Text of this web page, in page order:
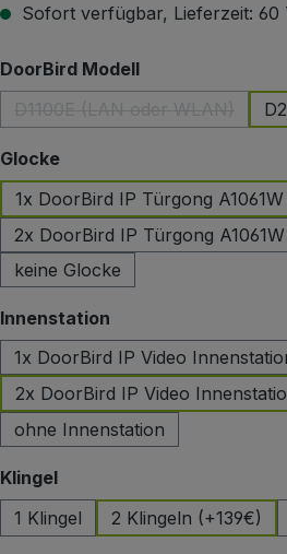
Sofort verfügbar, Lieferzeit: 60
DoorBird Modellauswählen
(Diese Option ist
Glockeauswählen
1x DoorBird IP Türgong
2x DoorBird IP Türgong
keine Glocke
Innenstation
1x DoorBird IP Video
2x DoorBird IP Video
ohne Innenstation
Klingelauswählen
1 Klingel
2 Klingeln (+139€)